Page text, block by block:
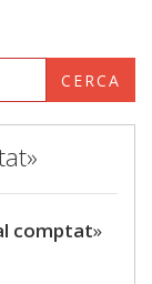
CERCA
comptat»